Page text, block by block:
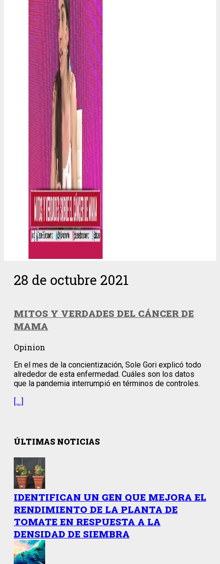
28 de octubre 2021
MITOS Y VERDADES DEL CÁNCER DE
MAMA
Opinion
En el mes de la concientización, Sole Gori explicó todo
alrededor de esta enfermedad. Cuáles son los datos
que la pandemia interrumpió en términos de controles.
[…]
ÚLTIMAS NOTICIAS
IDENTIFICAN UN GEN QUE MEJORA EL
RENDIMIENTO DE LA PLANTA DE
TOMATE EN RESPUESTA A LA
DENSIDAD DE SIEMBRA